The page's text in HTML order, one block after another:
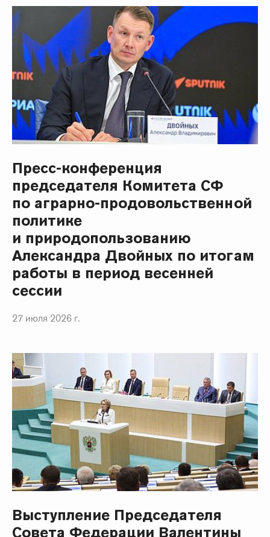
Пресс-конференция
председателя Комитета СФ
по аграрно-продовольственной
политике
и природопользованию
Александра Двойных по итогам
работы в период весенней
сессии
27 июля 2026 г.
Выступление Председателя
Совета Федерации Валентины